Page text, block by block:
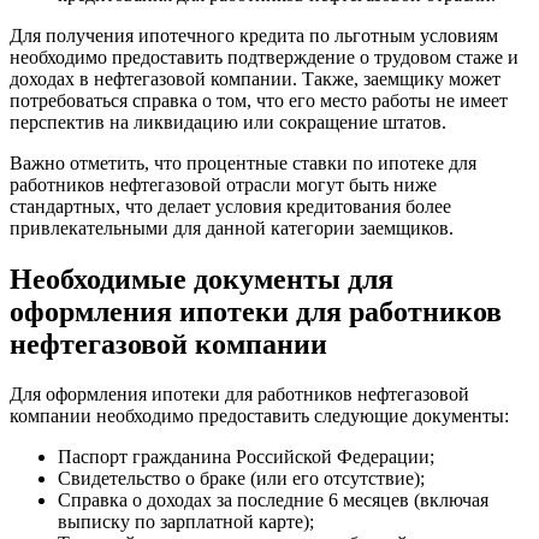
Для получения ипотечного кредита по льготным условиям
необходимо предоставить подтверждение о трудовом стаже и
доходах в нефтегазовой компании. Также, заемщику может
потребоваться справка о том, что его место работы не имеет
перспектив на ликвидацию или сокращение штатов.
Важно отметить, что процентные ставки по ипотеке для
работников нефтегазовой отрасли могут быть ниже
стандартных, что делает условия кредитования более
привлекательными для данной категории заемщиков.
Необходимые документы для
оформления ипотеки для работников
нефтегазовой компании
Для оформления ипотеки для работников нефтегазовой
компании необходимо предоставить следующие документы:
Паспорт гражданина Российской Федерации;
Свидетельство о браке (или его отсутствие);
Справка о доходах за последние 6 месяцев (включая
выписку по зарплатной карте);